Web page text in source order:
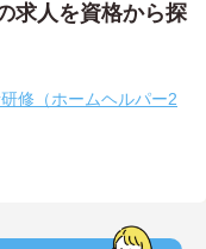
求人を資格から探
修（ホームヘルパー2